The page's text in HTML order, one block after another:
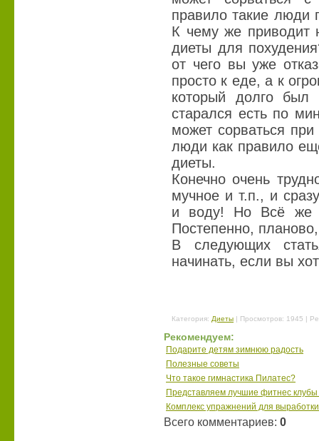
правило такие люди
К чему же приводит
диеты для
от чего вы уже
просто к еде, а к
который долго
старался есть по
может сорваться
люди как правило
диеты.
Конечно очень
мучное и т.п., и
и воду! Но Всё же
Постепенно,
В следующих
начинать, если вы
Категория: Диеты | Просмотров: 1945 |
Рекомендуем:
Подарите детям зимнюю радость
Полезные советы
Что такое гимнастика Пилатес?
Представляем лучшие фитнес
Комплекс упражнений для
Всего комментариев: 0